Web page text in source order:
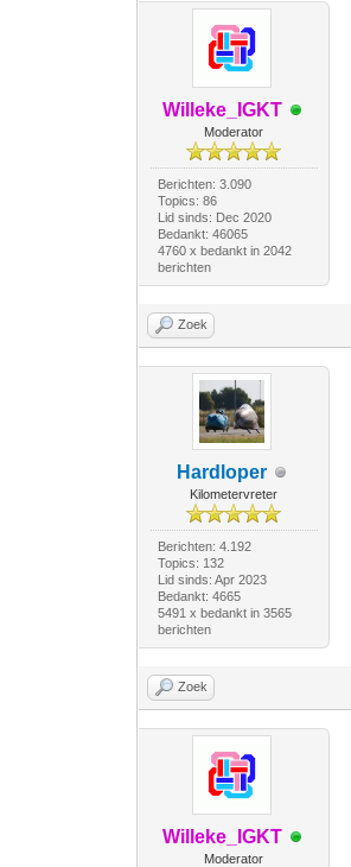
Willeke_IGKT
Moderator
Berichten: 3.090
Topics: 86
Lid sinds: Dec 2020
Bedankt: 46065
4760 x bedankt in 2042
berichten
Zoek
Hardloper
Kilometervreter
Berichten: 4.192
Topics: 132
Lid sinds: Apr 2023
Bedankt: 4665
5491 x bedankt in 3565
berichten
Zoek
Willeke_IGKT
Moderator